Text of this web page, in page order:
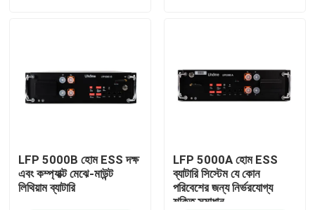
বাড়ি
পরিচিতি
LFP 5000B হোম ESS দক্ষ
এবং কম্প্যাক্ট মেঝে-মাউন্ট
লিথিয়াম ব্যাটারি
LFP 5000A হোম ESS
ব্যাটারি সিস্টেম যে কোন
পরিবেশের জন্য নির্ভরযোগ্য
শক্তি সমাধান